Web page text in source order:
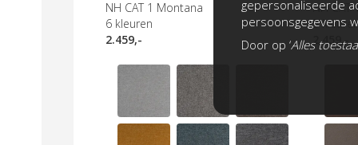
NH CAT 1 Montana
6 kleuren
2.459,-
NH CAT
5 kleuren
2.459,-
gepersonaliseerde
persoonsgegevens
Door op ‘Alles